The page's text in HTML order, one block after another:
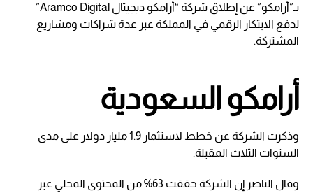
بـ”أرامكو” عن إطلاق شركة “أرامكو ديجيتال Aramco Digital”
لدفع الابتكار الرقمي في المملكة عبر عدة شراكات ومشاريع
المشتركة.
أرامكو السعودية
وذكرت الشركة عن خطط لاستثمار 1.9 مليار دولار على مدى
السنوات الثلاث المقبلة.
وقال الناصر إن الشركة حققت 63% من المحتوى المحلي عبر